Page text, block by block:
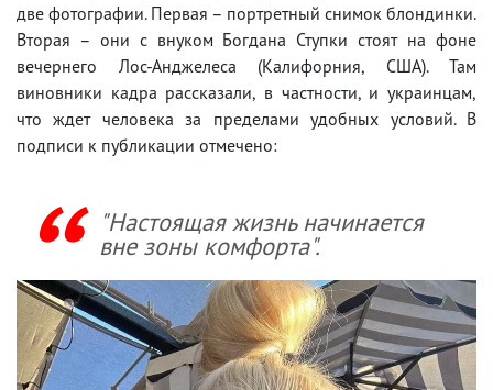
две фотографии. Первая – портретный снимок блондинки.
Вторая – они с внуком Богдана Ступки стоят на фоне
вечернего Лос-Анджелеса (Калифорния, США). Там
виновники кадра рассказали, в частности, и украинцам,
что ждет человека за пределами удобных условий. В
подписи к публикации отмечено:
"Настоящая жизнь начинается
вне зоны комфорта".